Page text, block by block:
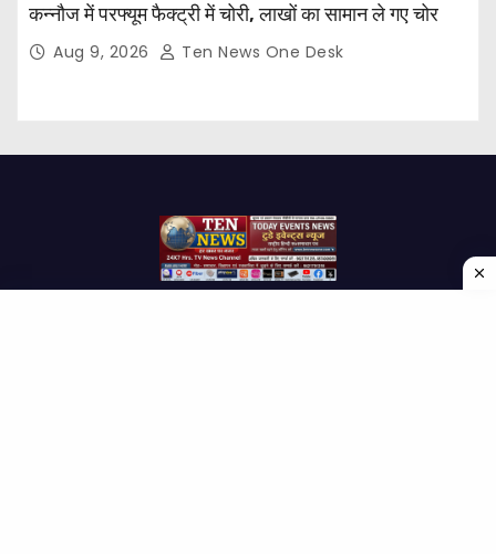
कन्नौज में परफ्यूम फैक्ट्री में चोरी, लाखों का सामान ले गए चोर
Aug 9, 2026 Ten News One Desk